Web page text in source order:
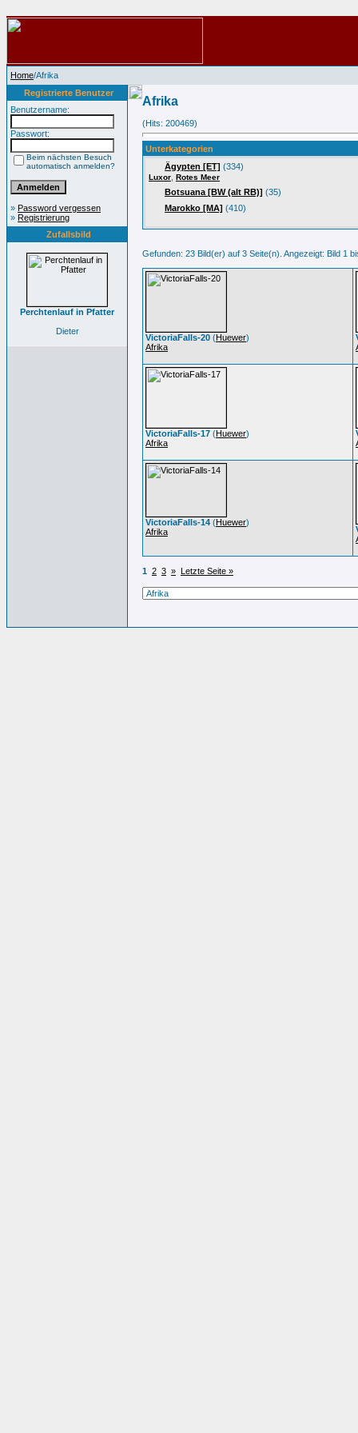
Home/Afrika
Registrierte Benutzer
Benutzername:
Passwort:
Beim nächsten Besuch
automatisch anmelden?
» Password vergessen
» Registrierung
Zufallsbild
Perchtenlauf in Pfatter
Dieter
Afrika
(Hits: 200469)
Unterkategorien
Ägypten [ET] (334)
Luxor Rotes Meer
Botsuana [BW (alt RB)] (35)
Marokko [MA] (410)
Gefunden: 23 Bild(er) auf 3 Seite(n). Angezeigt: Bild 1
VictoriaFalls-20 (Huewer)
Afrika
VictoriaFalls-17 (Huewer)
Afrika
VictoriaFalls-14 (Huewer)
Afrika
1 2 3 » Letzte Seite »